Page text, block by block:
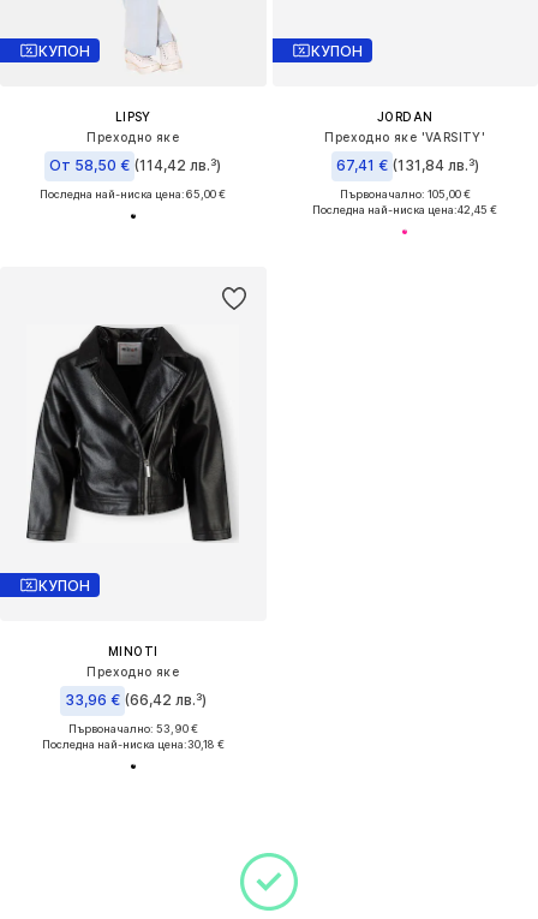
КУПОН
LIPSY
Преходно яке
От 58,50 € (114,42 лв.³)
Последна най-ниска цена:65,00 €
КУПОН
JORDAN
Преходно яке 'VARSITY'
67,41 € (131,84 лв.³)
Първоначално: 105,00 €
Последна най-ниска цена:42,45 €
КУПОН
MINOTI
Преходно яке
33,96 € (66,42 лв.³)
Първоначално: 53,90 €
Последна най-ниска цена:30,18 €